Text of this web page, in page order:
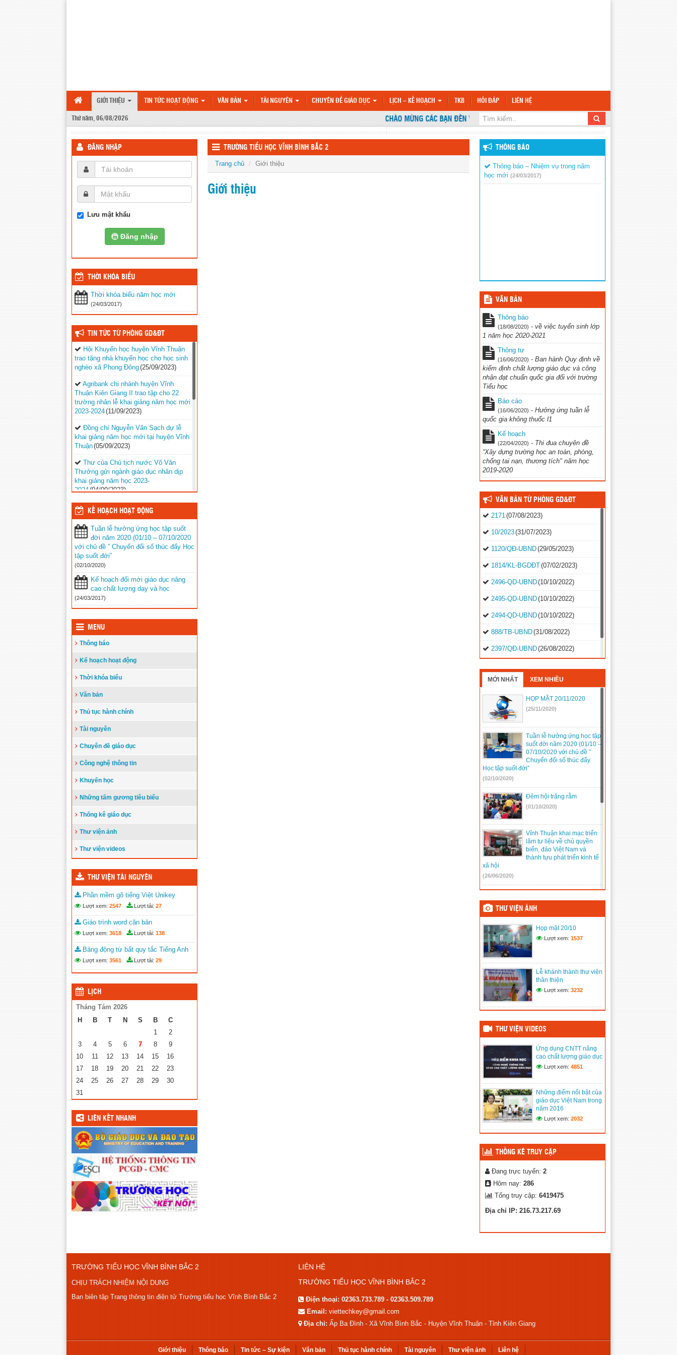
GIỚI THIỆU TIN TỨC HOẠT ĐỘNG VĂN BẢN TÀI NGUYÊN CHUYÊN ĐỀ GIÁO DỤC LỊCH – KẾ HOẠCH TKB HỎI ĐÁP LIÊN HỆ
Thứ năm, 06/08/2026 CHÀO MỪNG CÁC BẠN ĐẾN VỚI WEBSITE TRƯỜNG TRƯỜNG TIỂU HỌC VĨNH BÌNH BẮC 2
TRƯỜNG TIỂU HỌC VĨNH BÌNH BẮC 2
Trang chủ Giới thiệu
Giới thiệu
ĐĂNG NHẬP
Lưu mật khẩu
Đăng nhập
THỜI KHÓA BIỂU
Thời khóa biểu năm học mới
(24/03/2017)
TIN TỨC TỪ PHÒNG GD&ĐT
Hội Khuyến học huyện Vĩnh Thuận
trao tặng nhà khuyến học cho học sinh
nghèo xã Phong Đông(25/09/2023)
Agribank chi nhánh huyện Vĩnh
Thuận Kiên Giang II trao tập cho 22
trường nhân lễ khai giảng năm học mới
2023-2024(11/09/2023)
Đồng chí Nguyễn Văn Sạch dự lễ
khai giảng năm học mới tại huyện Vĩnh
Thuận(05/09/2023)
Thư của Chủ tịch nước Võ Văn
Thưởng gửi ngành giáo dục nhân dịp
khai giảng năm học 2023-
2024(04/09/2023)
Phối hợp với ngành giáo dục trên địa
bàn huyện Vĩnh Thuận trong công tác
thu hộ học phí
(30/08/2023)
Vĩnh Thuận sẵn sàng cho năm học
mới 2023-2024 (30/08/2023)
Tổng kết năm học 2022-2023 và triển
khai phương hướng, nhiệm vụ trọng
tâm năm học 2023-2024
(30/08/2023)
Trao 20 suất quà cho học sinh có
hoàn cảnh khó khăn trước thềm năm
học mới(25/08/2023)
Toà án nhân dân tỉnh Kiên Giang
tặng Quỹ khuyến học huyện Vĩnh
2024 (15/08/2023)
Đẩy nhanh tiến độ thi công “Công
trình xây nhà khuyến học năm 2023”
tặng học sinh nghèo vượt khó học giỏi
hiện chưa có nhà ở
KẾ HOẠCH HOẠT ĐỘNG
Tuần lễ hưởng ứng học tập suốt
đời năm 2020 (01/10 – 07/10/2020
với chủ đề ” Chuyển đổi số thúc đẩy Học
tập suốt đời”
(02/10/2020)
Kế hoạch đổi mới giáo dục nâng
cao chất lượng dạy và học
(24/03/2017)
MENU
Thông báo
Kế hoạch hoạt động
Thời khóa biểu
Văn bản
Thủ tục hành chính
Tài nguyên
Chuyên đề giáo dục
Công nghệ thông tin
Khuyến học
Những tấm gương tiêu biểu
Thống kê giáo dục
Thư viện ảnh
Thư viện videos
THƯ VIỆN TÀI NGUYÊN
Phần mềm gõ tiếng Việt Unikey
Lượt xem: 2547 Lượt tải: 27
Giáo trình word căn bản
Lượt xem: 3618 Lượt tải: 138
Bảng động từ bất quy tắc Tiếng Anh
Lượt xem: 3561 Lượt tải: 29
LỊCH
Tháng Tám 2026
H
B T N S B
C
1
2
3
4 5 6 7 8
9
10
11 12 13 14 15
16
17
18 19 20 21 22
23
24
25 26 27 28 29
30
31
LIÊN KẾT NHANH
THÔNG BÁO
Thông báo – Nhiệm vụ trong năm
học mới (24/03/2017)
VĂN BẢN
Thông báo
(18/08/2020) - về việc tuyển sinh lớp
1 năm học 2020-2021
Thông tư
(16/06/2020) - Ban hành Quy định về
kiểm định chất lượng giáo dục và công
nhận đạt chuẩn quốc gia đối với trường
Tiểu học
Báo cáo
(16/06/2020) - Hưởng ứng tuần lễ
quốc gia không thuốc l1
Kế hoạch
(22/04/2020) - Thi đua chuyên đề
“Xây dựng trường học an toàn, phòng,
chống tai nạn, thương tích" năm học
2019-2020
VĂN BẢN TỪ PHÒNG GD&ĐT
2171(07/08/2023)
10/2023(31/07/2023)
1120/QĐ-UBND(29/05/2023)
1814/KL-BGDĐT(07/02/2023)
2496-QD-UBND(10/10/2022)
2495-QD-UBND(10/10/2022)
2494-QD-UBND(10/10/2022)
888/TB-UBND(31/08/2022)
2397/QĐ-UBND(26/08/2022)
MỚI NHẤT XEM NHIỀU
HỌP MẶT 20/11/2020
(25/11/2020)
Tuần lễ hưởng ứng học tập
suốt đời năm 2020 (01/10 –
07/10/2020 với chủ đề ”
Chuyển đổi số thúc đẩy
Học tập suốt đời”
(02/10/2020)
Đêm hội trăng rằm
(01/10/2020)
Vĩnh Thuận khai mạc triển
lãm tư liệu về chủ quyền
biển, đảo Việt Nam và
thành tựu phát triển kinh tế
xã hội
(26/06/2020)
Đại hội Đảng
(11/06/2020)
Tham gia Đại hội Đảng bộ
(11/06/2020)
Họp mặt ngày 20/11
(11/06/2020)
Hưởng ứng tuần lễ áo dài
THƯ VIỆN ẢNH
Họp mặt 20/10
Lượt xem: 1537
Lễ khánh thành thư viện
thân thiện
Lượt xem: 3232
THƯ VIỆN VIDEOS
Ứng dụng CNTT nâng
cao chất lượng giáo dục
Lượt xem: 4851
Những điểm nổi bật của
giáo dục Việt Nam trong
năm 2016
Lượt xem: 2032
THỐNG KÊ TRUY CẬP
Đang trực tuyến: 2
Hôm nay: 286
Tổng truy cập: 6419475
Địa chỉ IP: 216.73.217.69
TRƯỜNG TIỂU HỌC VĨNH BÌNH BẮC 2
CHỊU TRÁCH NHIỆM NỘI DUNG
Ban biên tập Trang thông tin điện tử Trường tiểu học Vĩnh Bình Bắc 2
LIÊN HỆ
TRƯỜNG TIỂU HỌC VĨNH BÌNH BẮC 2
Điện thoại:02363.733.789 - 02363.509.789
Email:viettechkey@gmail.com
Địa chỉ:Ấp Ba Đình - Xã Vĩnh Bình Bắc - Huyện Vĩnh Thuận - Tỉnh Kiên Giang
Giới thiệu Thông báo Tin tức – Sự kiện Văn bản Thủ tục hành chính Tài nguyên Thư viện ảnh Liên hệ